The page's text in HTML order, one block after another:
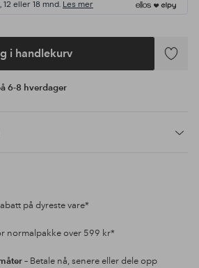
eller 18 mnd. Les mer
i handlekurv
Legg
6-8 hverdager
på dyreste vare*
normalpakke over 599 kr*
– Betale nå, senere eller dele opp